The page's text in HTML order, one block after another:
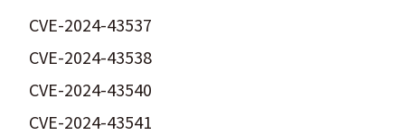
CVE-2024-43537
CVE-2024-43538
CVE-2024-43540
CVE-2024-43541